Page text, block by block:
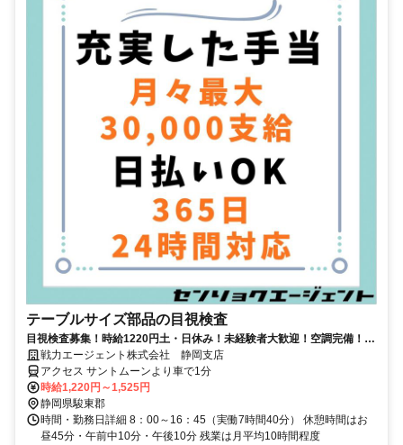
テーブルサイズ部品の目視検査
目視検査募集！時給1220円土・日休み！未経験者大歓迎！空調完備！涼
しい環境です。
戦力エージェント株式会社 静岡支店
アクセス サントムーンより車で1分
時給1,220円～1,525円
静岡県駿東郡
時間・勤務日詳細 8：00～16：45（実働7時間40分） 休憩時間はお
昼45分・午前中10分・午後10分 残業は月平均10時間程度